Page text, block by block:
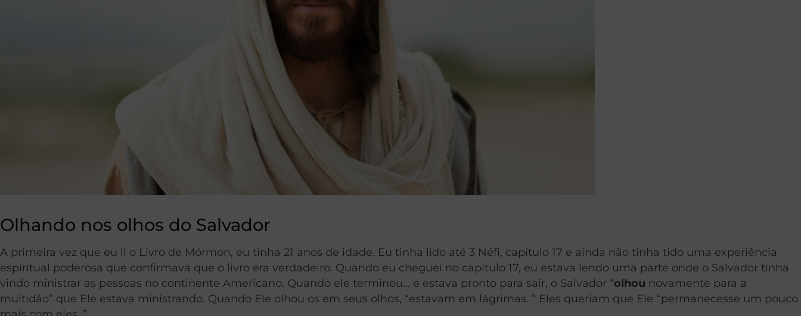
Olhando nos olhos do Salvador
A primeira vez que eu li o Livro de Mórmon, eu tinha 21 anos de idade. Eu tinha lido até 3 Néfi, capítulo 17 e ainda não tinha tido uma experiência
espiritual poderosa que confirmava que o livro era verdadeiro. Quando eu cheguei no capítulo 17, eu estava lendo uma parte onde o Salvador tinha
vindo ministrar as pessoas no continente Americano. Quando ele terminou… e estava pronto para sair, o Salvador “olhou novamente para a
multidão” que Ele estava ministrando. Quando Ele olhou os em seus olhos, “estavam em lágrimas. ” Eles queriam que Ele “permanecesse um pouco